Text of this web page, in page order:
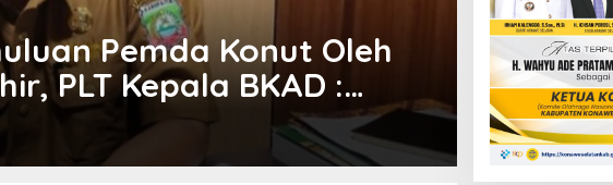
Pemda Konut Oleh
PLT Kepala BKAD :